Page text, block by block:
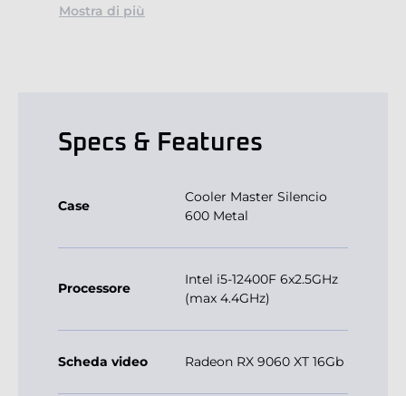
Mostra di più
Specs & Features
Case
Cooler Master Silencio
600 Metal
Processore
Intel i5-12400F 6x2.5GHz
(max 4.4GHz)
Scheda video Radeon RX 9060 XT 16Gb